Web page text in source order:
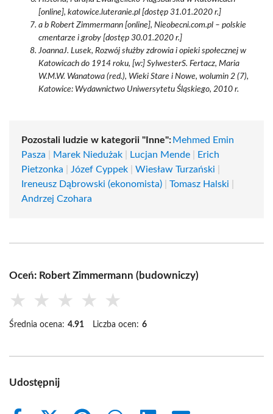
[online], katowice.luteranie.pl [dostęp 31.01.2020 r.]
a b Robert Zimmermann [online], Nieobecni.com.pl – polskie
cmentarze i groby [dostęp 30.01.2020 r.]
JoannaJ. Lusek, Rozwój służby zdrowia i opieki społecznej w
Katowicach do 1914 roku, [w:] SylwesterS. Fertacz, Maria
W.M.W. Wanatowa (red.), Wieki Stare i Nowe, wolumin 2 (7),
Katowice: Wydawnictwo Uniwersytetu Śląskiego, 2010 r.
Pozostali ludzie w kategorii "Inne": Mehmed Emin
Pasza
Marek Niedużak Lucjan Mende
Erich
Pietzonka
Józef Cyppek Wiesław Turzański
Ireneusz Dąbrowski (ekonomista)
Tomasz Halski
Andrzej Czohara
Oceń: Robert Zimmermann (budowniczy)
★ ★ ★ ★ ★
Średnia ocena: 4.91 Liczba ocen: 6
Udostępnij